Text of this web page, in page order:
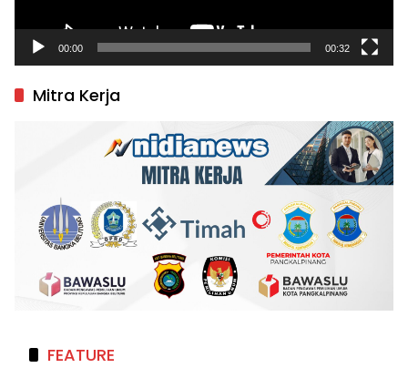
00:00 00:32
Mitra Kerja
FEATURE